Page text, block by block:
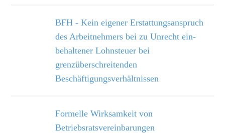
BFH - Kein eigener Erstattungsanspruch
des Arbeitnehmers bei zu Unrecht ein­
behaltener Lohnsteuer bei
grenzüberschreitenden
Beschäftigungsverhältnissen
Formelle Wirksamkeit von
Betriebsratsvereinbarungen